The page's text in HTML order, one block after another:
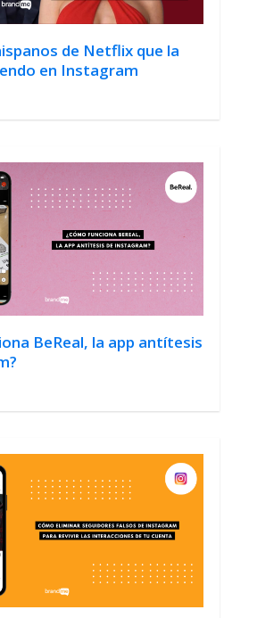
de Netflix que la
en Instagram
BeReal, la app antítesis